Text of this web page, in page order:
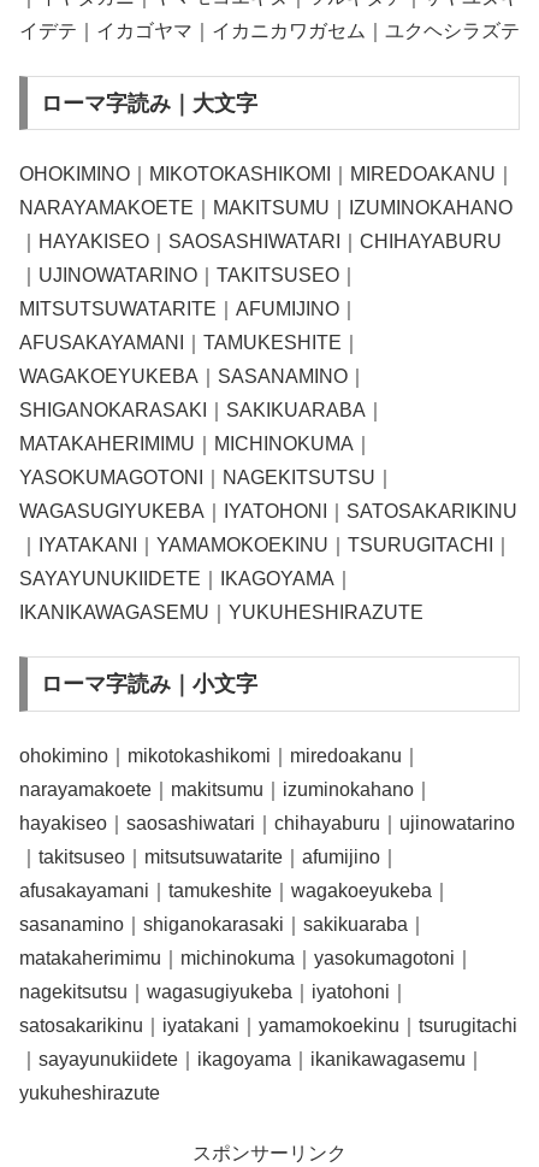
イデテ｜イカゴヤマ｜イカニカワガセム｜ユクヘシラズテ
ローマ字読み｜大文字
OHOKIMINO｜MIKOTOKASHIKOMI｜MIREDOAKANU｜
NARAYAMAKOETE｜MAKITSUMU｜IZUMINOKAHANO
｜HAYAKISEO｜SAOSASHIWATARI｜CHIHAYABURU
｜UJINOWATARINO｜TAKITSUSEO｜
MITSUTSUWATARITE｜AFUMIJINO｜
AFUSAKAYAMANI｜TAMUKESHITE｜
WAGAKOEYUKEBA｜SASANAMINO｜
SHIGANOKARASAKI｜SAKIKUARABA｜
MATAKAHERIMIMU｜MICHINOKUMA｜
YASOKUMAGOTONI｜NAGEKITSUTSU｜
WAGASUGIYUKEBA｜IYATOHONI｜SATOSAKARIKINU
｜IYATAKANI｜YAMAMOKOEKINU｜TSURUGITACHI｜
SAYAYUNUKIIDETE｜IKAGOYAMA｜
IKANIKAWAGASEMU｜YUKUHESHIRAZUTE
ローマ字読み｜小文字
ohokimino｜mikotokashikomi｜miredoakanu｜
narayamakoete｜makitsumu｜izuminokahano｜
hayakiseo｜saosashiwatari｜chihayaburu｜ujinowatarino
｜takitsuseo｜mitsutsuwatarite｜afumijino｜
afusakayamani｜tamukeshite｜wagakoeyukeba｜
sasanamino｜shiganokarasaki｜sakikuaraba｜
matakaherimimu｜michinokuma｜yasokumagotoni｜
nagekitsutsu｜wagasugiyukeba｜iyatohoni｜
satosakarikinu｜iyatakani｜yamamokoekinu｜tsurugitachi
｜sayayunukiidete｜ikagoyama｜ikanikawagasemu｜
yukuheshirazute
スポンサーリンク